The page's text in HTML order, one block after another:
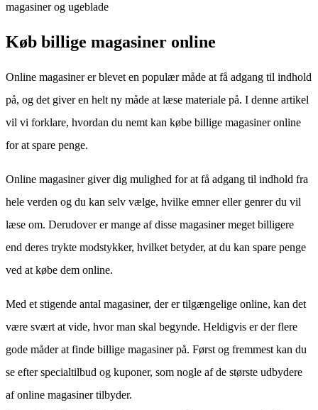
magasiner og ugeblade
Køb billige magasiner online
Online magasiner er blevet en populær måde at få adgang til indhold
på, og det giver en helt ny måde at læse materiale på. I denne artikel
vil vi forklare, hvordan du nemt kan købe billige magasiner online
for at spare penge.
Online magasiner giver dig mulighed for at få adgang til indhold fra
hele verden og du kan selv vælge, hvilke emner eller genrer du vil
læse om. Derudover er mange af disse magasiner meget billigere
end deres trykte modstykker, hvilket betyder, at du kan spare penge
ved at købe dem online.
Med et stigende antal magasiner, der er tilgængelige online, kan det
være svært at vide, hvor man skal begynde. Heldigvis er der flere
gode måder at finde billige magasiner på. Først og fremmest kan du
se efter specialtilbud og kuponer, som nogle af de største udbydere
af online magasiner tilbyder.